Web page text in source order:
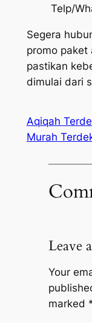
Telp/
Segera
promo paket
pastikan
dimulai dari
Aqiqah
Murah
Leave
Your
marked